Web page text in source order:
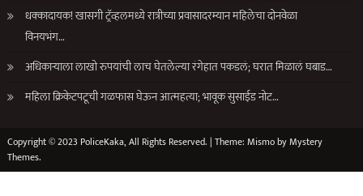
धक्कादायक! खासगी ट्रॅव्हलमध्ये रात्रीच्या प्रवासादरम्यान महिलेचा दोनवेळा
विनयभंग…
अधिकाऱ्याला लाखो रुपयांची लाच घेतलेल्या रंगेहात पकडलं; घरात मिळालं घबाड…
महिला क्रिकेटपटूची गळफास घेऊन आत्महत्या; भावूक सुसाईड नोट…
Copyright © 2023 PoliceKaka, All Rights Reserved. | Theme: Mismo byMystery
Themes.